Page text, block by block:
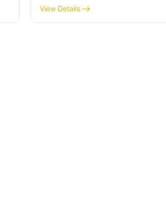
выбор подходящего корпуса
для конфигурации с
View Details